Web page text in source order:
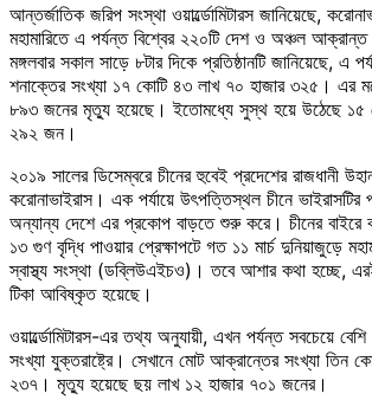
আন্তর্জাতিক জরিপ সংস্থা ওয়ার্ল্ডোমিটারস জানিয়েছে,
মহামারিতে এ পর্যন্ত বিশ্বের ২২০টি দেশ ও অঞ্চল
মঙ্গলবার সকাল সাড়ে ৮টার দিকে প্রতিষ্ঠানটি জানিয়েছে, এ
শনাক্তের সংখ্যা ১৭ কোটি ৪৩ লাখ ৭০ হাজার ৩২৫। এর
৮৯৩ জনের মৃত্যু হয়েছে। ইতোমধ্যে সুস্থ হয়ে উঠেছে ১৫
২৯২ জন।
২০১৯ সালের ডিসেম্বরে চীনের হুবেই প্রদেশের রাজধানী
করোনাভাইরাস। এক পর্যায়ে উৎপত্তিস্থল চীনে ভাইরাসটির
অন্যান্য দেশে এর প্রকোপ বাড়তে শুরু করে। চীনের বাইরে
১৩ গুণ বৃদ্ধি পাওয়ার প্রেক্ষাপটে গত ১১ মার্চ দুনিয়াজুড়ে
স্বাস্থ্য সংস্থা (ডব্লিউএইচও)। তবে আশার কথা হচ্ছে,
টিকা আবিষ্কৃত হয়েছে।
ওয়ার্ল্ডোমিটারস-এর তথ্য অনুযায়ী, এখন পর্যন্ত সবচেয়ে
সংখ্যা যুক্তরাষ্ট্রে। সেখানে মোট আক্রান্তের সংখ্যা তিন
২৩৭। মৃত্যু হয়েছে ছয় লাখ ১২ হাজার ৭০১ জনের।